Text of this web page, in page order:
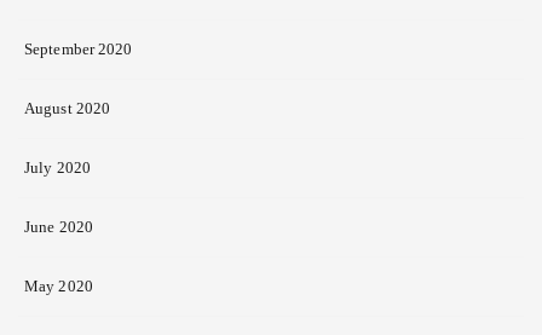
September 2020
August 2020
July 2020
June 2020
May 2020